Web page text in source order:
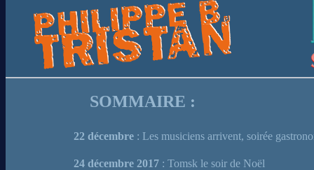
SOMMAIRE :
22 décembre : Les musiciens arrivent, soirée
24 décembre 2017 : Tomsk le soir de Noël